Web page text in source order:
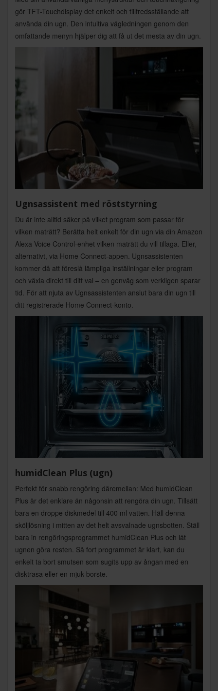
gör TFT-Touchdisplay det enkelt och tillfredsställande att
använda din ugn. Den intuitiva vägledningen genom den
omfattande menyn hjälper dig att få ut det mesta av din ugn.
Ugnsassistent med röststyrning
Du är inte alltid säker på vilket program som passar för
vilken maträtt? Berätta helt enkelt för din ugn via din Amazon
Alexa Voice Control-enhet vilken maträtt du vill tillaga. Eller,
alternativt, via Home Connect-appen. Ugnsassistenten
kommer då att föreslå lämpliga inställningar eller program
och växla direkt till ditt val – en genväg som verkligen sparar
tid. För att njuta av Ugnsassistenten anslut bara din ugn till
ditt registrerade Home Connect-konto.
humidClean Plus (ugn)
Perfekt för snabb rengöring däremellan: Med humidClean
Plus är det enklare än någonsin att rengöra din ugn. Tillsätt
bara en droppe diskmedel till 400 ml vatten. Häll denna
sköljlösning i mitten av det helt avsvalnade ugnsbotten. Ställ
bara in rengöringsprogrammet humidClean Plus och låt
ugnen göra resten. Så fort programmet är klart, kan du
enkelt ta bort smutsen som sugits upp av ångan med en
disktrasa eller en mjuk borste.